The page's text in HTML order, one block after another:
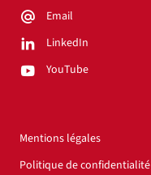
Email
LinkedIn
YouTube
Mentions légales
Politique de confidentialité